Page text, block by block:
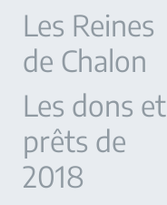
Les Reines
de Chalon
Les dons et
prêts de
2018